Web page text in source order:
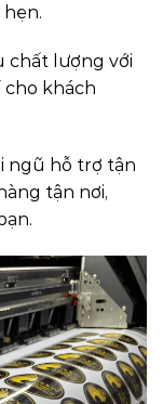
chất lượng với
cho khách
ngũ hỗ trợ tận
tận nơi,